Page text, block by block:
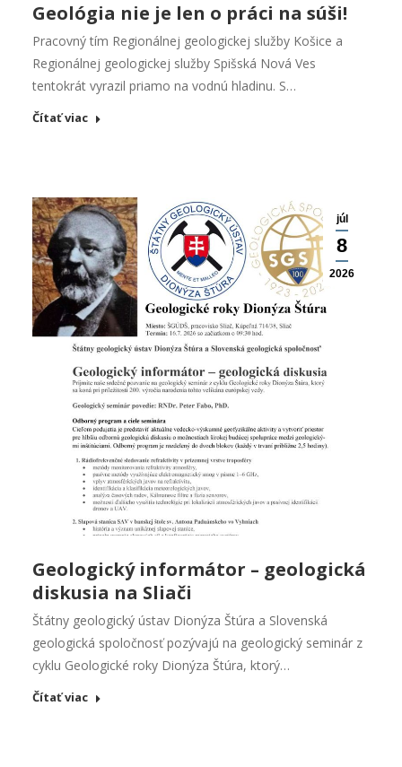
Geológia nie je len o práci na súši!
Pracovný tím Regionálnej geologickej služby Košice a
Regionálnej geologickej služby Spišská Nová Ves
tentokrát vyrazil priamo na vodnú hladinu. S…
Čítať viac
júl
8
2026
Geologický informátor – geologická
diskusia na Sliači
Štátny geologický ústav Dionýza Štúra a Slovenská
geologická spoločnosť pozývajú na geologický seminár z
cyklu Geologické roky Dionýza Štúra, ktorý…
Čítať viac